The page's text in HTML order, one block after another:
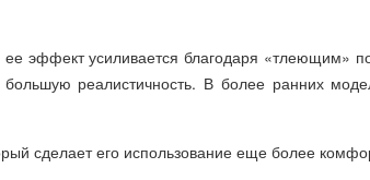
эффект усиливается благодаря «тлеющим»
большую реалистичность. В более ранних
сделает его использование еще более